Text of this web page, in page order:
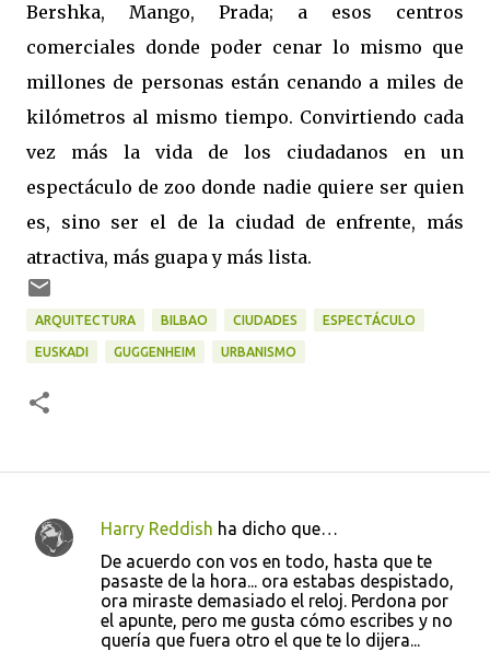
Bershka, Mango, Prada; a esos centros
comerciales donde poder cenar lo mismo que
millones de personas están cenando a miles de
kilómetros al mismo tiempo. Convirtiendo cada
vez más la vida de los ciudadanos en un
espectáculo de zoo donde nadie quiere ser quien
es, sino ser el de la ciudad de enfrente, más
atractiva, más guapa y más lista.
ARQUITECTURA BILBAO CIUDADES ESPECTÁCULO
EUSKADI GUGGENHEIM URBANISMO
C
Harry Reddish ha dicho que…
De acuerdo con vos en todo, hasta que te
pasaste de la hora... ora estabas despistado,
ora miraste demasiado el reloj. Perdona por
el apunte, pero me gusta cómo escribes y no
quería que fuera otro el que te lo dijera...